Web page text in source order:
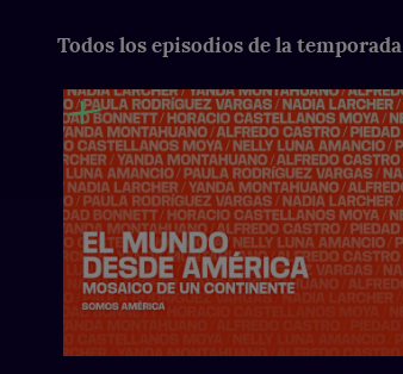
España, 2026
Todos los episodios de la temporada